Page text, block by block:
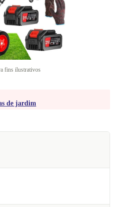
fins ilustrativos
de jardim